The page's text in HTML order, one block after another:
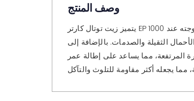
وصف المنتج
يتميز زيت توتال كارتر EP 1000 بعدة خصائص تجعله مناسبًا للاستخدام في التطبيقات الصناعية الثقيلة. فهو يتمتع بمؤشر لزوجة عالٍ، مما يعني أنه يحافظ على لزوجته عند
الثقيلة والصدمات. بالإضافة إلى
المرتفعة، مما يساعد على إطالة عمر